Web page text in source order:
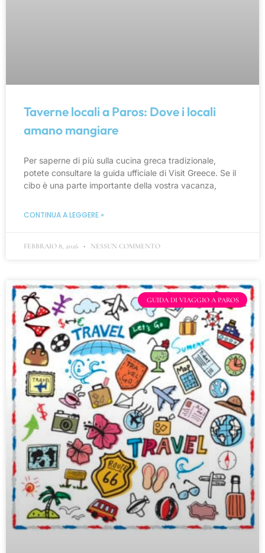
Taverne locali a Paros: Dove i locali
amano mangiare
Per saperne di più sulla cucina greca tradizionale,
potete consultare la guida ufficiale di Visit Greece. Se il
cibo è una parte importante della vostra vacanza,
CONTINUA A LEGGERE »
FEBBRAIO 8, 2026 NESSUN COMMENTO
GUIDA DI VIAGGIO A PAROS